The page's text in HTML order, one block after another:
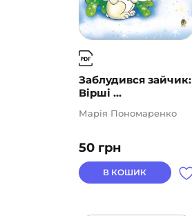
Заблудився зайчик:
Вірші ...
50 грн
Марія Пономаренко
В КОШИК